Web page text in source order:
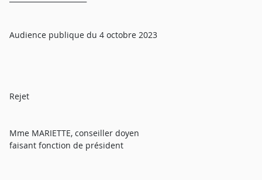
Audience publique du 4 octobre 2023
Rejet
Mme MARIETTE, conseiller doyen
faisant fonction de président